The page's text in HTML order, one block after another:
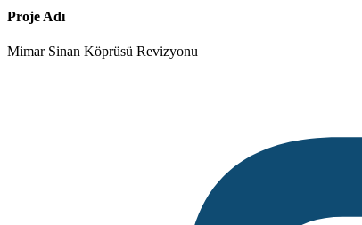
Proje Adı
Mimar Sinan Köprüsü Revizyonu